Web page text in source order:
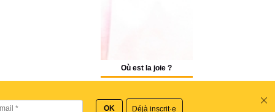
Où est la joie ?
Déjà inscrit·e